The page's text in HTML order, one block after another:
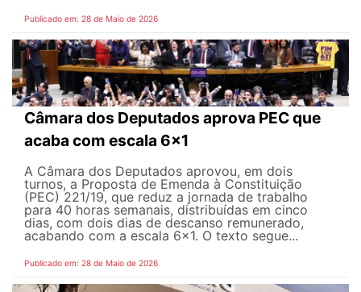
Publicado em: 28 de Maio de 2026
Câmara dos Deputados aprova PEC que
acaba com escala 6x1
A Câmara dos Deputados aprovou, em dois
turnos, a Proposta de Emenda à Constituição
(PEC) 221/19, que reduz a jornada de trabalho
para 40 horas semanais, distribuídas em cinco
dias, com dois dias de descanso remunerado,
acabando com a escala 6x1. O texto segue...
Publicado em: 28 de Maio de 2026